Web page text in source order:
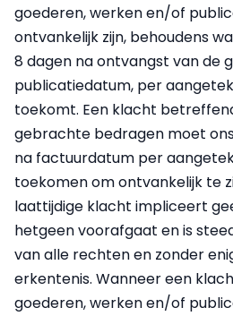
goederen, werken en/of
ontvankelijk zijn, behoudens
8 dagen na ontvangst van de
publicatiedatum, per
toekomt. Een klacht
gebrachte bedragen moet
na factuurdatum per
toekomen om ontvankelijk te
laattijdige klacht impliceert
hetgeen voorafgaat en is
van alle rechten en zonder
erkentenis. Wanneer een
goederen, werken en/of